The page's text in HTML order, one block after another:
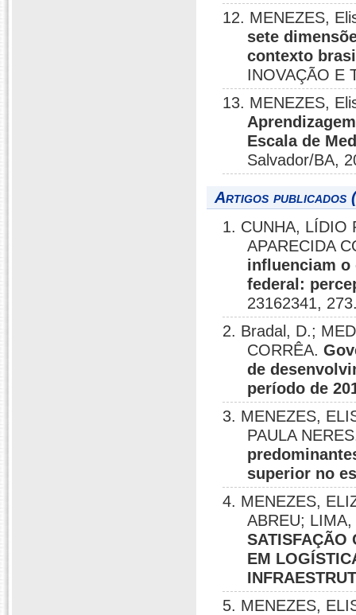
12. MENEZES,
sete
contexto
INOVAÇÃO E
13. MENEZES,
Escala de
Salvador/BA,
Artigos publicados
1. CUNHA, LÍDIO
APARECIDA
influenciam o
federal:
23162341,
2. Bradal, D.;
CORRÊA.
de
período de
3. MENEZES,
PAULA
superior no
4. MENEZES,
ABREU;
SATISFAÇÃO
EM
5. MENEZES,